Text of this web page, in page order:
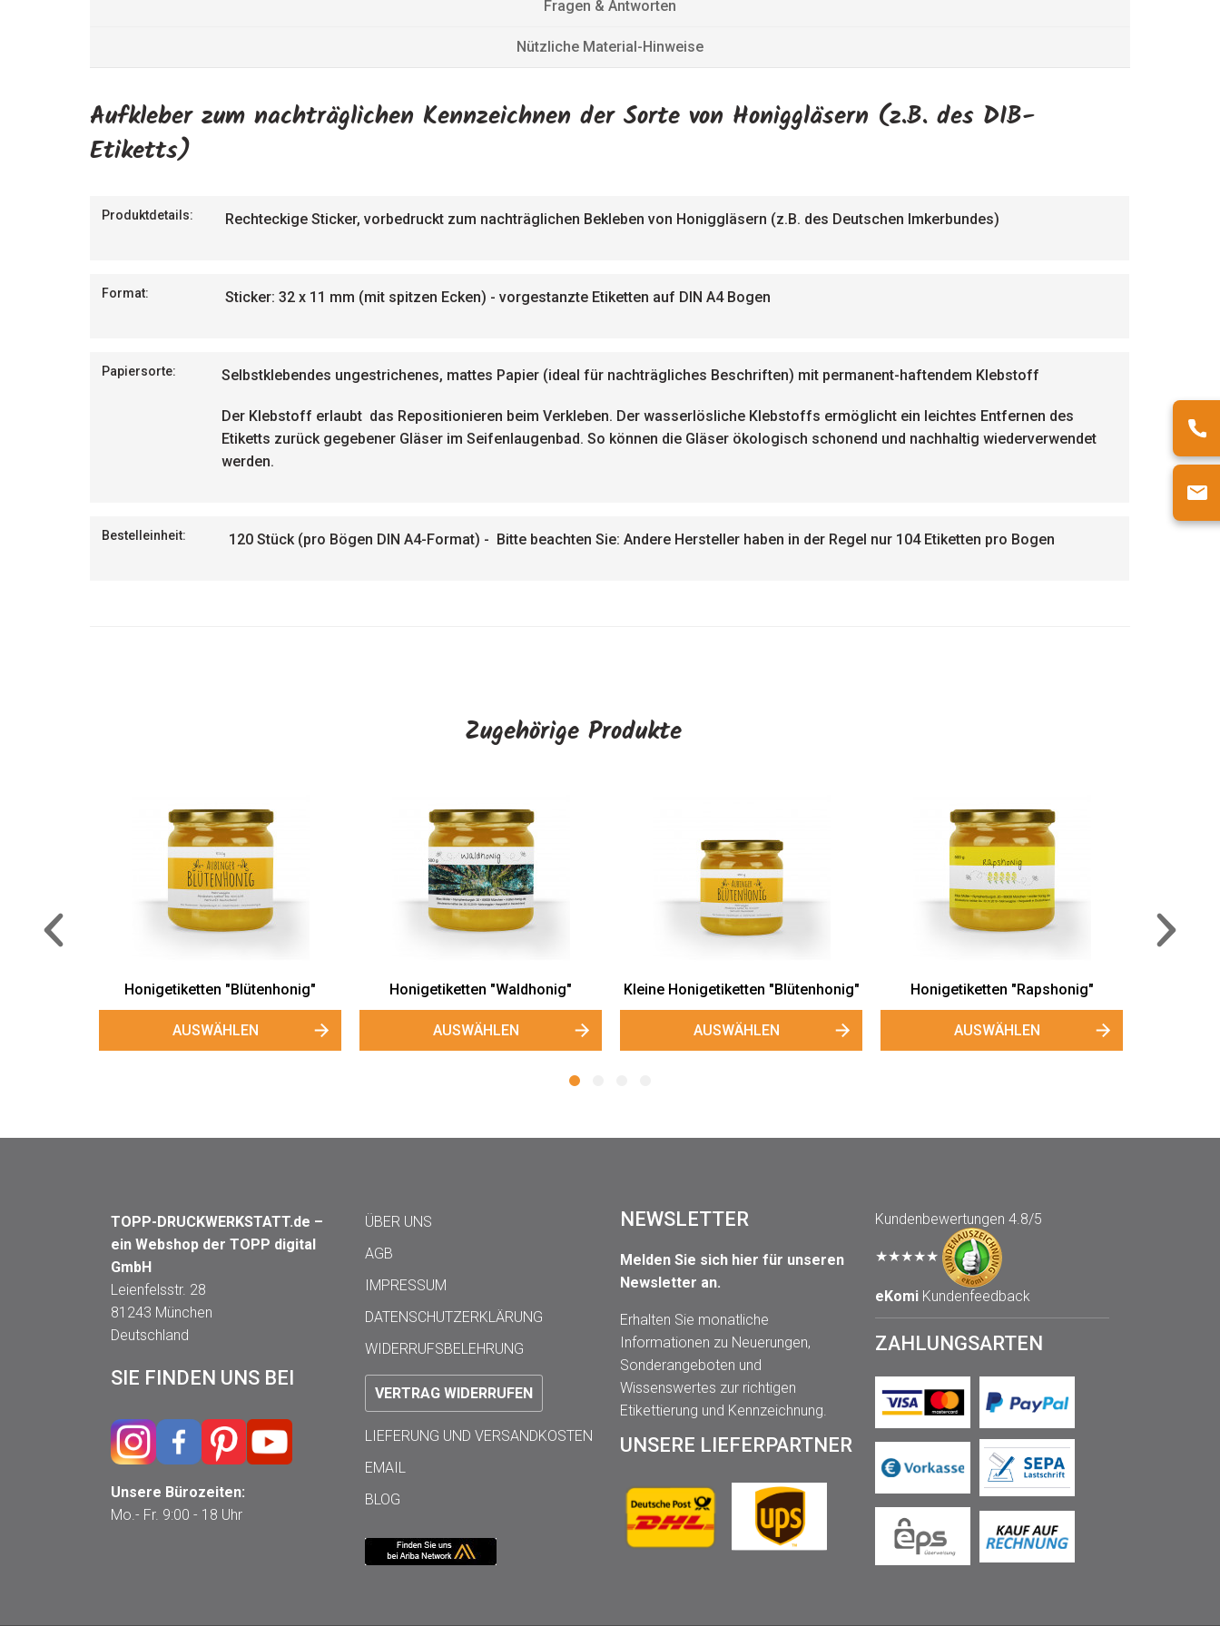
Fragen & Antworten
Nützliche Material-Hinweise
Aufkleber zum nachträglichen Kennzeichnen der Sorte von Honiggläsern (z.B. des DIB-
Etiketts)
Produktdetails: Rechteckige Sticker, vorbedruckt zum nachträglichen Bekleben von Honiggläsern (z.B. des Deutschen Imkerbundes)
Format: Sticker: 32 x 11 mm (mit spitzen Ecken) - vorgestanzte Etiketten auf DIN A4 Bogen
Papiersorte: Selbstklebendes ungestrichenes, mattes Papier (ideal für nachträgliches Beschriften) mit permanent-haftendem Klebstoff
Der Klebstoff erlaubt das Repositionieren beim Verkleben. Der wasserlösliche Klebstoffs ermöglicht ein leichtes Entfernen des
Etiketts zurück gegebener Gläser im Seifenlaugenbad. So können die Gläser ökologisch schonend und nachhaltig wiederverwendet
werden.
Bestelleinheit: 120 Stück (pro Bögen DIN A4-Format) - Bitte beachten Sie: Andere Hersteller haben in der Regel nur 104 Etiketten pro Bogen
Zugehörige Produkte
Honigetiketten "Rapshonig"
Große Gewährverschlüsse
"Blütenhonig"
Mini-Honigglasetiketten
"Blütenhonig"
Kleine Gewährverschlüsse
"Blütenhonig"
AUSWÄHLEN
TOPP-DRUCKWERKSTATT.de –
ein Webshop der TOPP digital
GmbH
Leienfelsstr. 28
81243 München
Deutschland
SIE FINDEN UNS BEI
Unsere Bürozeiten:
Mo.- Fr. 9:00 - 18 Uhr
ÜBER UNS
AGB
IMPRESSUM
DATENSCHUTZERKLÄRUNG
WIDERRUFSBELEHRUNG
VERTRAG WIDERRUFEN
LIEFERUNG UND VERSANDKOSTEN
EMAIL
BLOG
NEWSLETTER
Melden Sie sich hier für unseren
Newsletter an.
Erhalten Sie monatliche
Informationen zu Neuerungen,
Sonderangeboten und
Wissenswertes zur richtigen
Etikettierung und Kennzeichnung.
UNSERE LIEFERPARTNER
Kundenbewertungen 4.8/5
★★★★★
eKomiKundenfeedback
ZAHLUNGSARTEN